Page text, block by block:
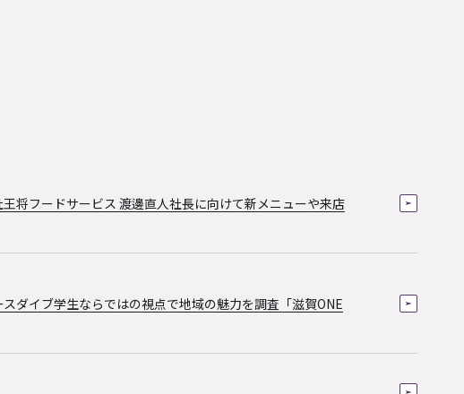
将フードサービス 渡邊直人社長に向けて新メニューや来店
ダイブ学生ならではの視点で地域の魅力を調査「滋賀ONE